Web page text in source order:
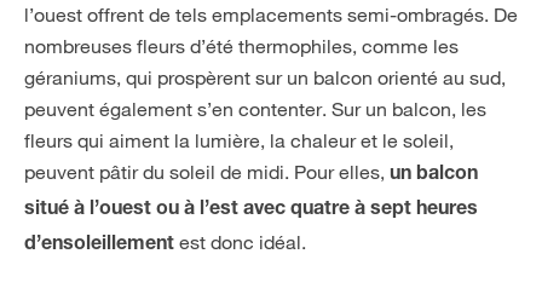
l’ouest offrent de tels emplacements semi-ombragés. De
nombreuses fleurs d’été thermophiles, comme les
géraniums, qui prospèrent sur un balcon orienté au sud,
peuvent également s’en contenter. Sur un balcon, les
fleurs qui aiment la lumière, la chaleur et le soleil,
peuvent pâtir du soleil de midi. Pour elles, un balcon
situé à l’ouest ou à l’est avec quatre à sept heures
d’ensoleillement est donc idéal.